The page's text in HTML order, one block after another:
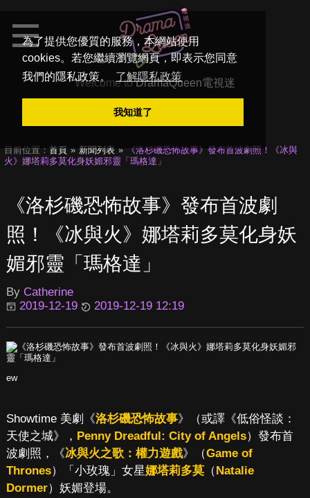
為了提供您優質的服務，本網站使用
cookies。若您繼續瀏覽網頁，即表示您同意
我們的隱私政策。
了解隱私政策
我知道了
Welcome toDramaQueen電視迷
目前位置： 首頁 新聞列表
《洛杉磯恐怖故事》發布首波劇照！《冰與
火》娜塔莉多莫化身妖媚邪靈「瑪格達」
《洛杉磯恐怖故事》發布首波劇
照！《冰與火》娜塔莉多莫化身妖
媚邪靈「瑪格達」
By Catherine
2019-12-19
2019-12-19 12:19
ew
Showtime 美劇《洛杉磯恐怖故事》（或譯《低俗怪談：
天使之城》， Penny Dreadful: City of Angels）發布首
波劇照，《冰與火之歌：權力遊戲》（Game of
Thrones）「小玫瑰」女星娜塔莉多莫（Natalie
Dormer）妖媚登場。